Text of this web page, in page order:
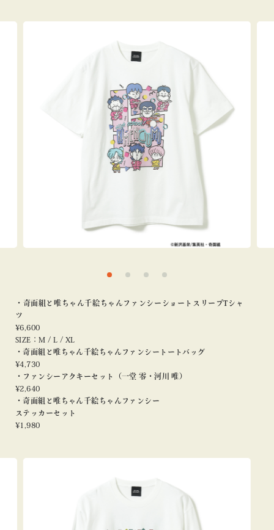
・奇面組と唯ちゃん千絵ちゃんファンシーショートスリーブTシャ
ツ
¥6,600
SIZE：M / L / XL
・奇面組と唯ちゃん千絵ちゃんファンシートートバッグ
¥4,730
・ファンシーアクキーセット（一堂 零・河川 唯）
¥2,640
・奇面組と唯ちゃん千絵ちゃんファンシー
ステッカーセット
¥1,980